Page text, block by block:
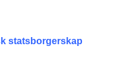
statsborgerskap